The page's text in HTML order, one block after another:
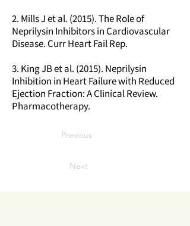
2. Mills J et al. (2015). The Role of
Neprilysin Inhibitors in Cardiovascular
Disease. Curr Heart Fail Rep.
3. King JB et al. (2015). Neprilysin
Inhibition in Heart Failure with Reduced
Ejection Fraction: A Clinical Review.
Pharmacotherapy.
Previous
Next